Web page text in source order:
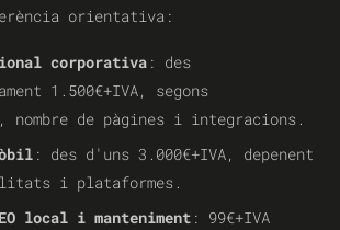
orientativa:
corporativa : des
1.500€+IVA, segons
nombre de pàgines i integracions.
: des d'uns 3.000€+IVA, depenent
i plataformes.
local i manteniment : 99€+IVA